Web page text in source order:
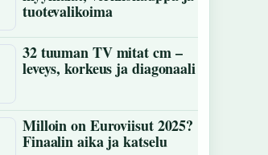
tuotevalikoima
32 tuuman TV mitat cm –
leveys, korkeus ja diagonaali
Milloin on Euroviisut 2025?
Finaalin aika ja katselu